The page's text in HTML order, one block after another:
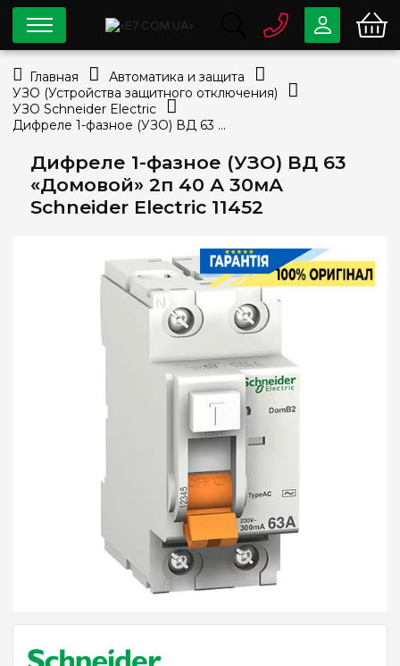
Дифреле 1-фазное (УЗО) ВД 63
«Домовой» 2п 40 А 30мА
Schneider Electric 11452
0 800 33-63-07
Бесплатно
info@e7.com.ua
044
Viber Telegram
Главная
Автоматика и защита
УЗО (Устройства защитного отключения)
УЗО Schneider Electric
Дифреле 1-фазное (УЗО) ВД 63 «Домовой» 2п 40 А 30мА Schneider Electric 11452